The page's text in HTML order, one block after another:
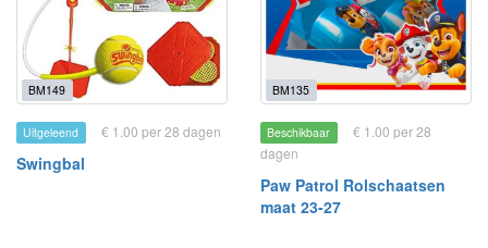
BM149
Uitgeleend € 1.00 per 28 dagen
Swingbal
BM135
Beschikbaar
€ 1.00 per 28
dagen
Paw Patrol Rolschaatsen
maat 23-27